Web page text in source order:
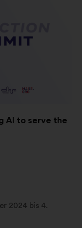
AI to serve the
2024 bis 4.